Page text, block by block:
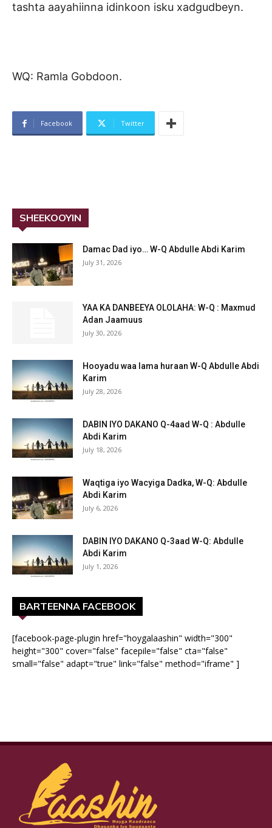
tashta aayahiinna idinkoon isku xadgudbeyn.
WQ: Ramla Gobdoon.
Facebook Twitter
SHEEKOOYIN
Damac Dad iyo… W-Q Abdulle Abdi Karim
July 31, 2026
YAA KA DANBEEYA OLOLAHA: W-Q : Maxmud
Adan Jaamuus
July 30, 2026
Hooyadu waa lama huraan W-Q Abdulle Abdi
Karim
July 28, 2026
DABIN IYO DAKANO Q-4aad W-Q : Abdulle
Abdi Karim
July 18, 2026
Waqtiga iyo Wacyiga Dadka, W-Q: Abdulle
Abdi Karim
July 6, 2026
DABIN IYO DAKANO Q-3aad W-Q: Abdulle
Abdi Karim
July 1, 2026
BARTEENNA FACEBOOK
[facebook-page-plugin href="hoygalaashin" width="300"
height="300" cover="false" facepile="false" cta="false"
small="false" adapt="true" link="false" method="iframe" ]